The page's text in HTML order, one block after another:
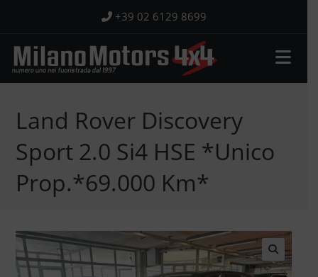
contenuto
+39 02 6129 8699
Land Rover Discovery
Sport 2.0 Si4 HSE *Unico
Prop.*69.000 Km*
🔍